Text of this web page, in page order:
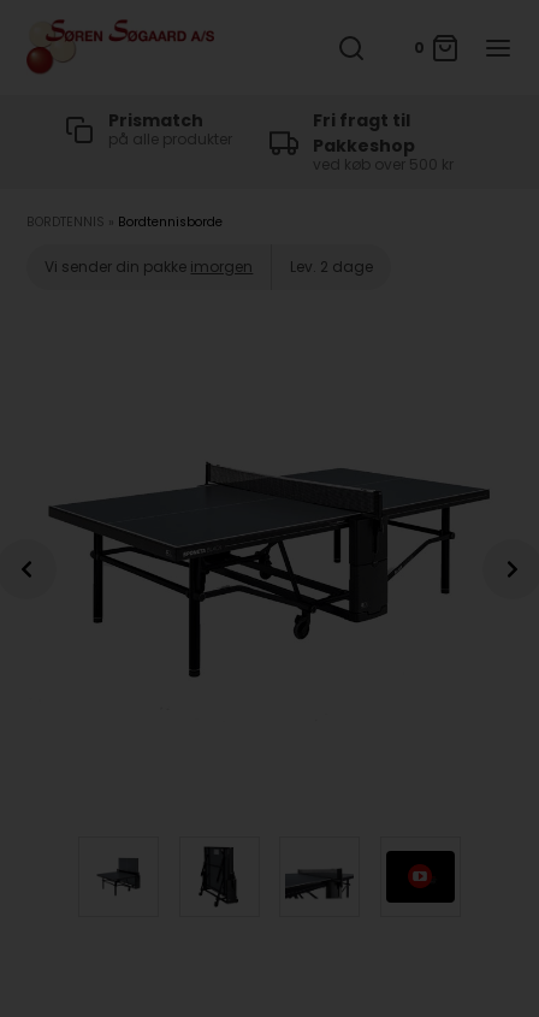
0
Prismatch
på alle produkter
Fri fragt til
Pakkeshop
ved køb over 500 kr
BORDTENNIS Bordtennisborde
Vi sender din pakke imorgen Lev. 2 dage